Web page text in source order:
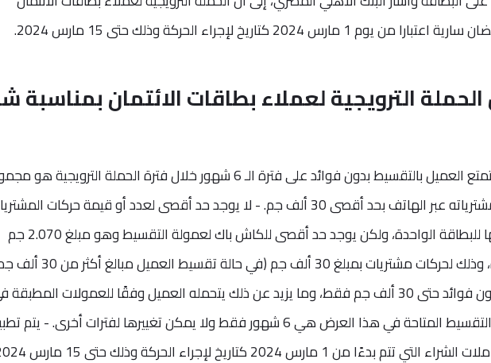
1 مارس 2024 كتاريخ لإجراء الحركة وذلك حتى 15 مارس 2024.
الترويجية لعملاء بطاقات الائتمان بمناسبة
- الحد الأقصى لتمتع العميل بالتقسيط بدون فوائد على فترة الـ 6 شهور خلال فترة الحملة الترويجية
حركات تقسيط مشترياته عبر الهاتف بحد أقصى 30 ألف جم. - لا يوجد حد أقصى لعدد أو قيمة حركات
التي تم تقسيطها للبطاقة الواحدة، ولكن يوجد حد أقصى للكاش باك لعمولة التقسيط وهو مبلغ 2.070 جم
للبطاقة الواحدة، وذلك لحركات مشتريات بمبلغ 30 ألف جم
منحه تقسيط بدون فوائد حتى 30 ألف جم فقط، وما يزيد عن ذلك يتحمله العميل وفقًا للعمولات
مصرفنا). - فترة التقسيط المتاحة في هذا العرض هي 6 شهور فقط ولا يمكن تغييرها لفترات أخرى. -